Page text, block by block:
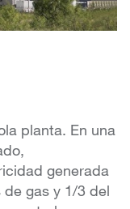
planta. En una
generada
gas y 1/3 del